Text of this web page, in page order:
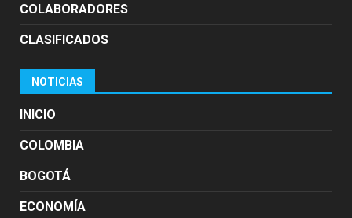
COLABORADORES
CLASIFICADOS
NOTICIAS
INICIO
COLOMBIA
BOGOTÁ
ECONOMÍA